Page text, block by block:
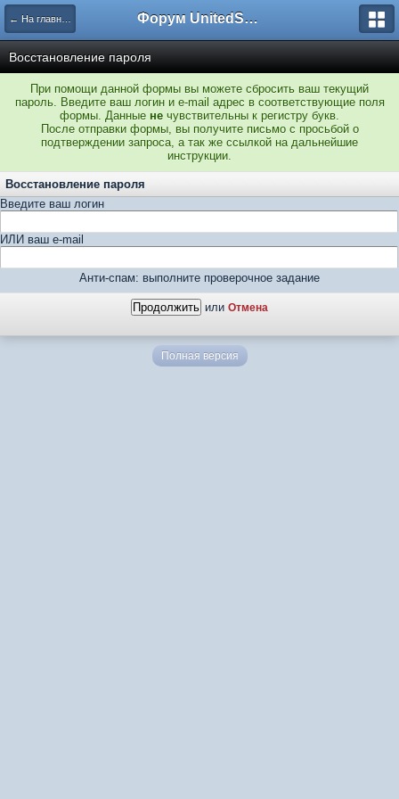
← На главную Форум UnitedSouth
Восстановление пароля
При помощи данной формы вы можете сбросить ваш текущий
пароль. Введите ваш логин и e-mail адрес в соответствующие поля
формы. Данные не чувствительны к регистру букв.
После отправки формы, вы получите письмо с просьбой о
подтверждении запроса, а так же ссылкой на дальнейшие
инструкции.
Восстановление пароля
Введите ваш логин
ИЛИ ваш e-mail
Анти-спам: выполните проверочное задание
или Отмена
Полная версия